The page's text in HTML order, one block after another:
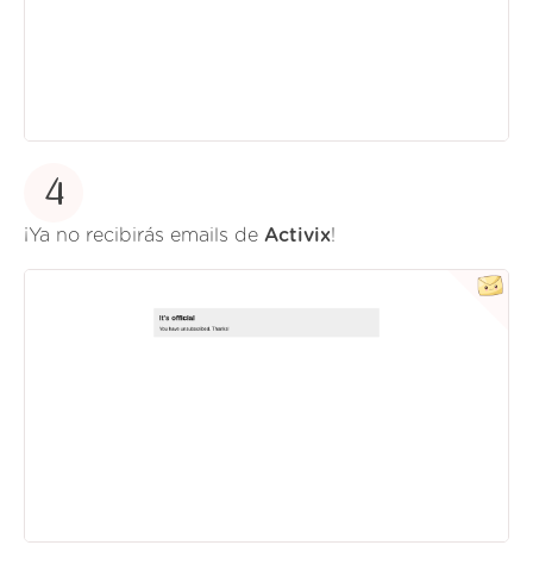
4
¡Ya no recibirás emails de Activix!